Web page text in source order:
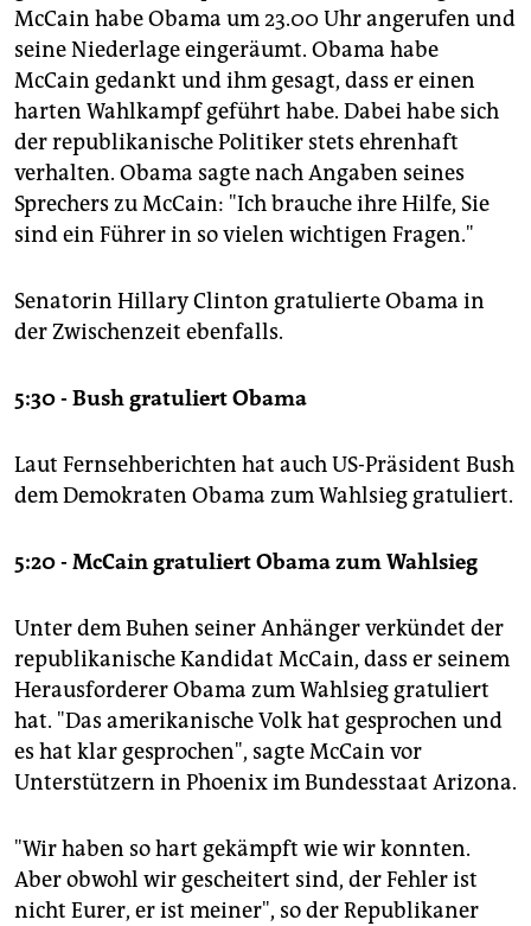
McCain habe Obama um 23.00 Uhr angerufen und
seine Niederlage eingeräumt. Obama habe
McCain gedankt und ihm gesagt, dass er einen
harten Wahlkampf geführt habe. Dabei habe sich
der republikanische Politiker stets ehrenhaft
verhalten. Obama sagte nach Angaben seines
Sprechers zu McCain: "Ich brauche ihre Hilfe, Sie
sind ein Führer in so vielen wichtigen Fragen."
Senatorin Hillary Clinton gratulierte Obama in
der Zwischenzeit ebenfalls.
5:30 - Bush gratuliert Obama
Laut Fernsehberichten hat auch US-Präsident Bush
dem Demokraten Obama zum Wahlsieg gratuliert.
5:20 - McCain gratuliert Obama zum Wahlsieg
Unter dem Buhen seiner Anhänger verkündet der
republikanische Kandidat McCain, dass er seinem
Herausforderer Obama zum Wahlsieg gratuliert
hat. "Das amerikanische Volk hat gesprochen und
es hat klar gesprochen", sagte McCain vor
Unterstützern in Phoenix im Bundesstaat Arizona.
"Wir haben so hart gekämpft wie wir konnten.
Aber obwohl wir gescheitert sind, der Fehler ist
nicht Eurer, er ist meiner", so der Republikaner